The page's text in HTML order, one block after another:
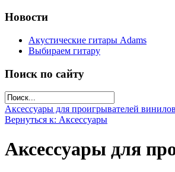
Новости
Акустические гитары Adams
Выбираем гитару
Поиск по сайту
Аксессуары для проигрывателей
Вернуться к: Аксессуары
Аксессуары для